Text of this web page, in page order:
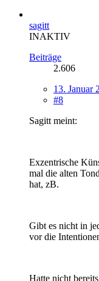
sagitt
INAKTIV
Beiträge
2.606
13. Januar
#8
Sagitt meint:
Exzentrische
mal die alten
hat, zB.
Gibt es nicht in
vor die
Hatte nicht